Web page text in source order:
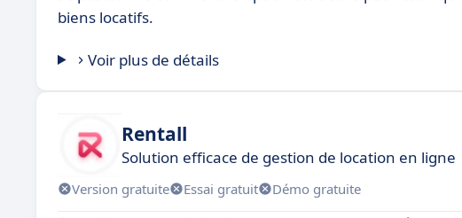
biens locatifs.
Voir plus de détails
Rentall
Solution efficace de gestion de location en ligne
Version gratuite Essai gratuit Démo gratuite